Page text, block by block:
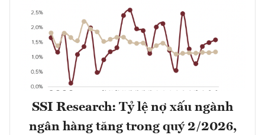
SSI Research: Tỷ lệ nợ xấu ngành
ngân hàng tăng trong quý 2/2026,